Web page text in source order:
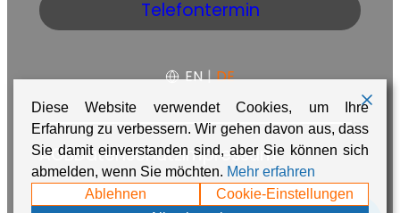
Telefontermin
EN | DE
AGBDatenschutzImpressum
Made with ❤️ in Namibia byAdaire
Diese Website verwendet Cookies, um Ihre
Erfahrung zu verbessern. Wir gehen davon aus, dass
Sie damit einverstanden sind, aber Sie können sich
abmelden, wenn Sie möchten. Mehr erfahren
Ablehnen
Cookie-Einstellungen